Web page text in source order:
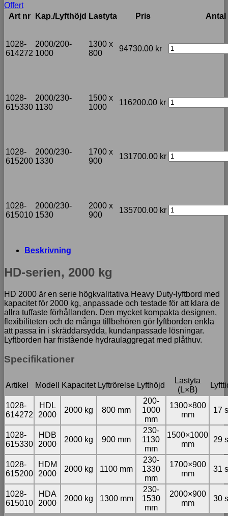
Offert
Art nr
Kap./Lyfthöjd Lastyta Pris Antal
1028-
614272
2000/200-
1000
1300 x
800
94730.00 kr
1028-
615330
2000/230-
1130
1500 x
1000
116200.00 kr
1028-
615200
2000/230-
1330
1700 x
900
131700.00 kr
1028-
615010
2000/230-
1530
2000 x
900
135700.00 kr
Beskrivning
HD-serien, 2000 kg
HD 2000 är en serie högkvalitativa Heavy Duty-lyftbord med
kapacitet för 2000 kg, anpassade och testade för att klara de
allra tuffaste förhållanden. Den mycket kompakta designen,
flexibiliteten och de många tillbehören gör lyftborden enkla
att passa in i skräddarsydda, kundanpassade lösningar.
Lyftborden har fristående hydraulaggregat med plåthuv.
Specifikationer
Artikel Modell Kapacitet Lyftrörelse Lyfthöjd
Lastyta
(L×B)
1028-
614272
HDL
2000
2000 kg 800 mm
200-
1000
mm
1300×800
mm
17 s
1028-
615330
HDB
2000
2000 kg 900 mm
230-
1130
mm
1500×1000
mm
29 s
1028-
615200
HDM
2000
2000 kg 1100 mm
230-
1330
mm
1700×900
mm
31 s
1028-
615010
HDA
2000
2000 kg 1300 mm
230-
1530
mm
2000×900
mm
30 s